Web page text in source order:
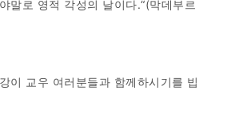
말로 영적 각성의 날이다.“(막데부르
이 교우 여러분들과 함께하시기를 빕